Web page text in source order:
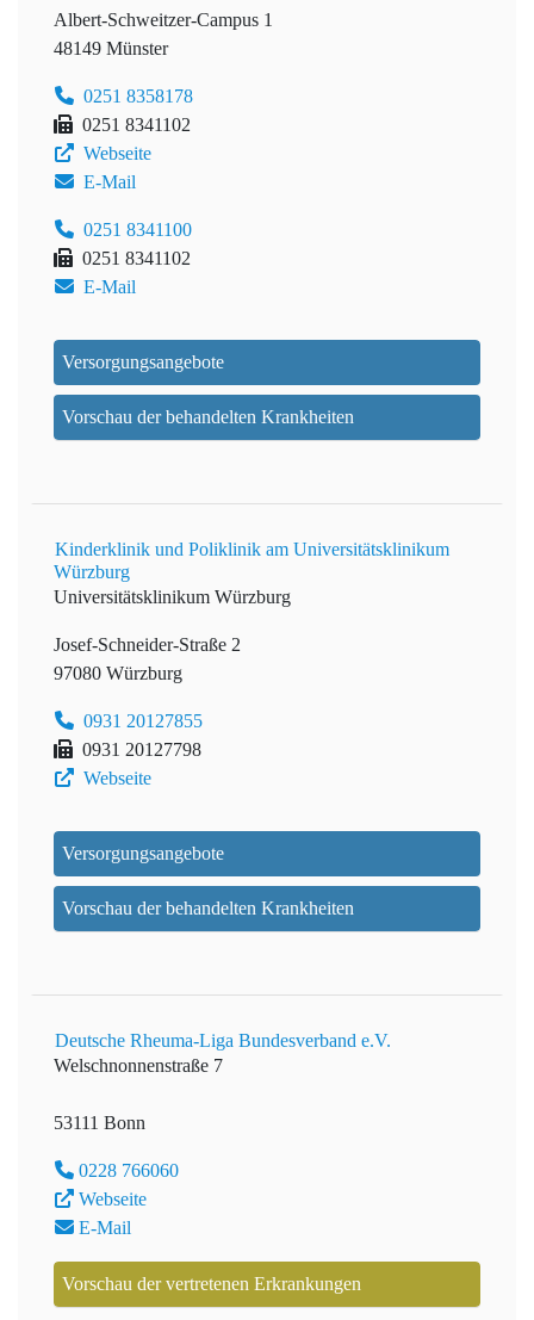
Albert-Schweitzer-Campus 1
48149 Münster
0251 8358178
0251 8341102
Webseite
E-Mail
0251 8341100
0251 8341102
E-Mail
Versorgungsangebote
Vorschau der behandelten Krankheiten
Kinderklinik und Poliklinik am Universitätsklinikum
Würzburg
Universitätsklinikum Würzburg
Josef-Schneider-Straße 2
97080 Würzburg
0931 20127855
0931 20127798
Webseite
Versorgungsangebote
Vorschau der behandelten Krankheiten
Deutsche Rheuma-Liga Bundesverband e.V.
Welschnonnenstraße 7
53111 Bonn
0228 766060
Webseite
E-Mail
Vorschau der vertretenen Erkrankungen